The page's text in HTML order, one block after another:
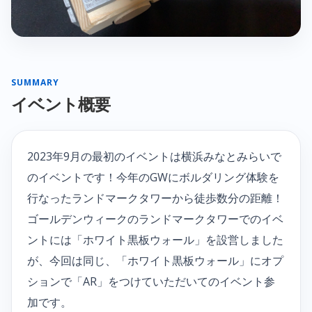
SUMMARY
イベント概要
2023年9月の最初のイベントは横浜みなとみらいで
のイベントです！今年のGWにボルダリング体験を
行なったランドマークタワーから徒歩数分の距離！
ゴールデンウィークのランドマークタワーでのイベ
ントには「ホワイト黒板ウォール」を設営しました
が、今回は同じ、「ホワイト黒板ウォール」にオプ
ションで「AR」をつけていただいてのイベント参
加です。